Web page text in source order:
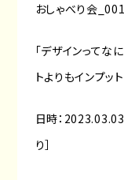
おしゃべり会_001
「デザインってな
トよりもインプッ
日時：
り］